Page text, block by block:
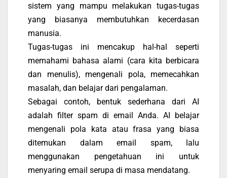
sistem yang mampu melakukan tugas-tugas
yang biasanya membutuhkan kecerdasan
manusia.
Tugas-tugas ini mencakup hal-hal seperti
memahami bahasa alami (cara kita berbicara
dan menulis), mengenali pola, memecahkan
masalah, dan belajar dari pengalaman.
Sebagai contoh, bentuk sederhana dari AI
adalah filter spam di email Anda. AI belajar
mengenali pola kata atau frasa yang biasa
ditemukan dalam email spam, lalu
menggunakan pengetahuan ini untuk
menyaring email serupa di masa mendatang.